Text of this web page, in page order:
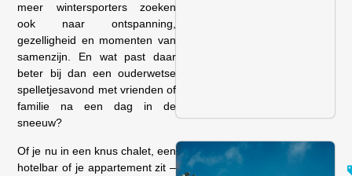
meer wintersporters zoeken
ook naar ontspanning,
gezelligheid en momenten van
samenzijn. En wat past daar
beter bij dan een ouderwetse
spelletjesavond met vrienden of
familie na een dag in de
sneeuw?
Of je nu in een knus chalet, een
hotelbar of je appartement zit –